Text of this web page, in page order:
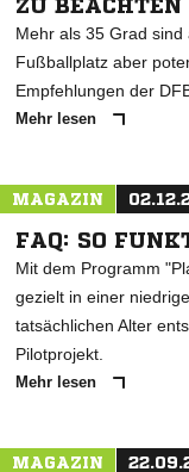
BEACHTEN
Mehr als 35 Grad
Fußballplatz aber
Empfehlungen der
Mehr lesen
MAGAZIN
FAQ: SO
Mit dem Programm
gezielt in einer
tatsächlichen Alter
Pilotprojekt.
Mehr lesen
MAGAZIN